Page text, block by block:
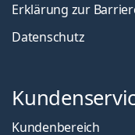
Erklärung zur
Datenschutz
Kundenbereich